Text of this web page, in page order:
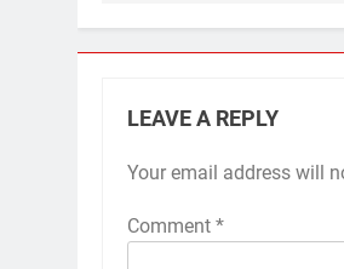
LEAVE A REPLY
Your email address will
Comment *